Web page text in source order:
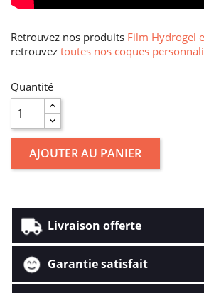
Retrouvez nos produits Film Hydrogel
retrouvez toutes nos coques
Quantité
AJOUTER AU PANIER
Livraison offerte
Garantie satisfait